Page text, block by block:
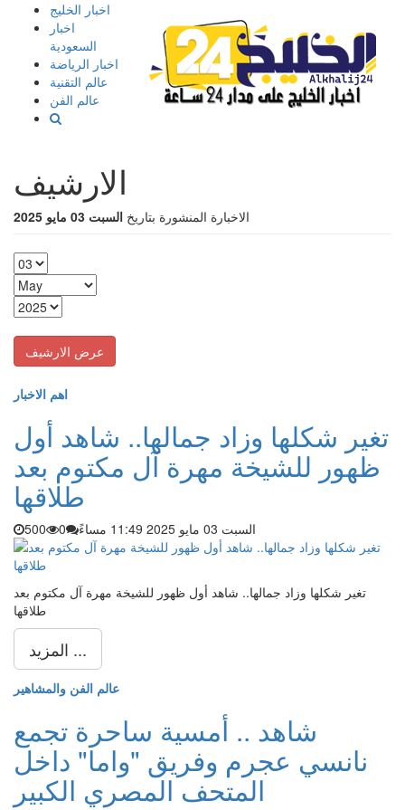
إذهب
المحتوى
اخبار الخليج
اخبار
السعودية
اخبار الرياضة
عالم التقنية
عالم الفن
الارشيف
الاخبارة المنشورة بتاريخ السبت 03 مايو 2025
اهم الاخبار
تغير شكلها وزاد جمالها.. شاهد أول
ظهور للشيخة مهرة آل مكتوم بعد
طلاقها
السبت 03 مايو 2025 11:49 مساءً 0
500
تغير شكلها وزاد جمالها.. شاهد أول ظهور للشيخة مهرة آل مكتوم بعد
طلاقها
المزيد ...
عالم الفن والمشاهير
شاهد .. أمسية ساحرة تجمع
نانسي عجرم وفريق "واما" داخل
المتحف المصري الكبير